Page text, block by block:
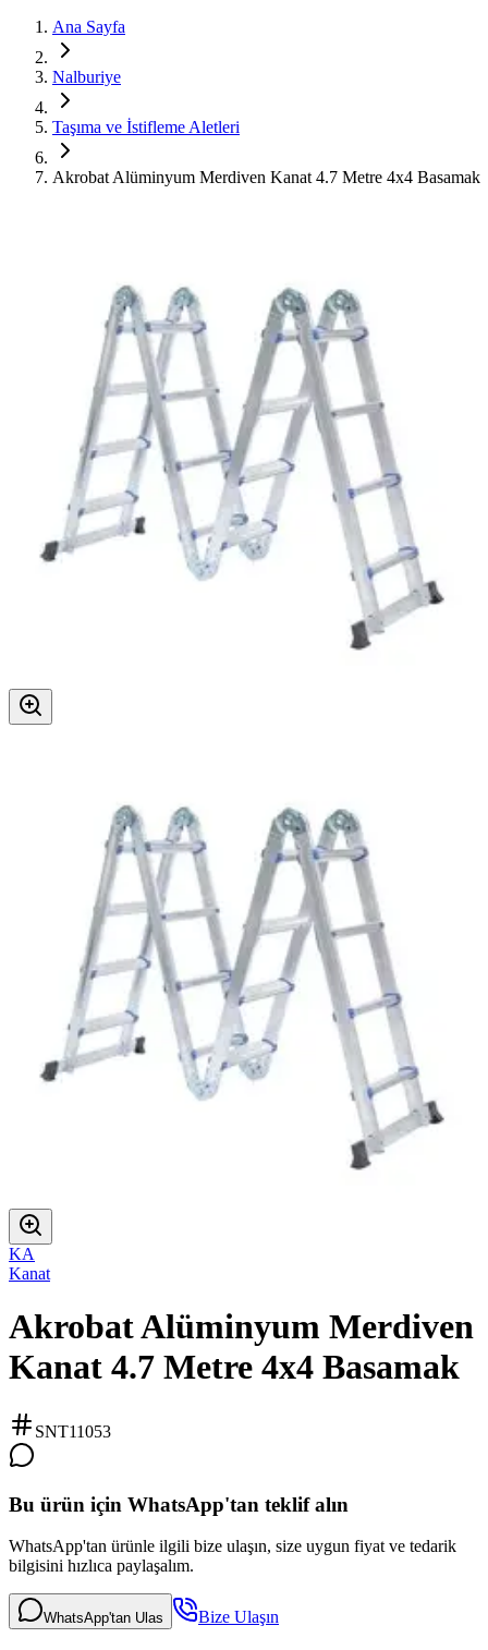
Ana Sayfa
Nalburiye
Taşıma ve İstifleme Aletleri
Akrobat Alüminyum Merdiven Kanat 4.7 Metre 4x4 Basamak
KA
Kanat
Akrobat Alüminyum Merdiven
Kanat 4.7 Metre 4x4 Basamak
SNT11053
Bu ürün için WhatsApp'tan teklif alın
WhatsApp'tan ürünle ilgili bize ulaşın, size uygun fiyat ve tedarik
bilgisini hızlıca paylaşalım.
WhatsApp'tan Ulas Bize Ulaşın